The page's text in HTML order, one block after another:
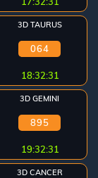
3D TAURUS
064
18:32:31
3D GEMINI
895
19:32:31
3D CANCER